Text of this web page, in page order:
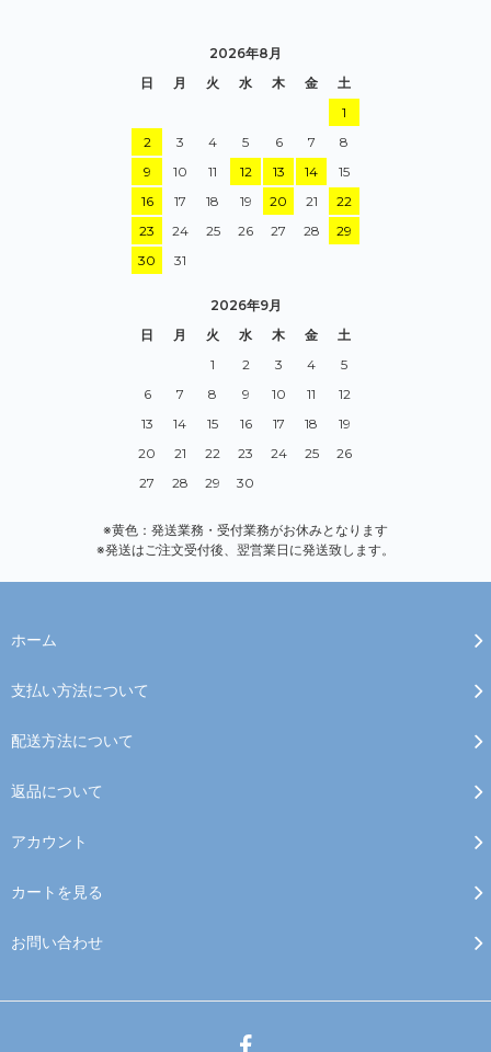
2026年8月
日
月 火 水 木 金
土
1
2
3 4 5 6 7
8
9
10 11 12 13 14
15
16
17 18 19 20 21
22
23
24 25 26 27 28
29
30
31
2026年9月
日
月 火 水 木 金
土
1
2 3 4
5
6
7 8 9 10 11
12
13
14 15 16 17 18
19
20
21 22 23 24 25
26
27
28 29 30
※黄色：発送業務・受付業務がお休みとなります
※発送はご注文受付後、翌営業日に発送致します。
ホーム
支払い方法について
配送方法について
返品について
アカウント
カートを見る
お問い合わせ